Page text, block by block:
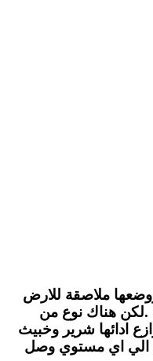
ملاصقة للارض
.لكن هناك نوع من
ادائها شرير وخبيث
الي اي مستوي وصل